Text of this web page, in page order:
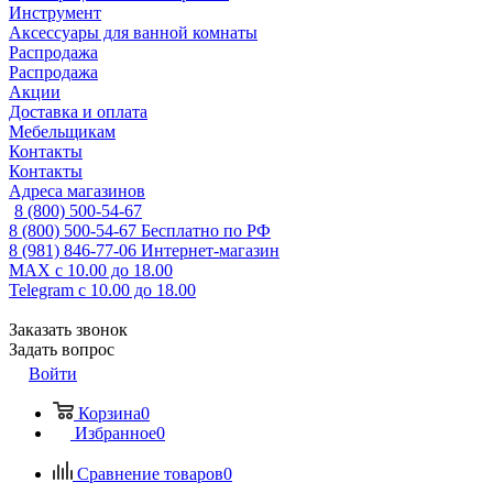
Инструмент
Аксессуары для ванной комнаты
Распродажа
Распродажа
Акции
Доставка и оплата
Мебельщикам
Контакты
Контакты
Адреса магазинов
8 (800) 500-54-67
8 (800) 500-54-67 Бесплатно по РФ
8 (981) 846-77-06 Интернет-магазин
MAX с 10.00 до 18.00
Telegram с 10.00 до 18.00
Заказать звонок
Задать вопрос
Войти
Корзина0
Избранное0
Сравнение товаров0